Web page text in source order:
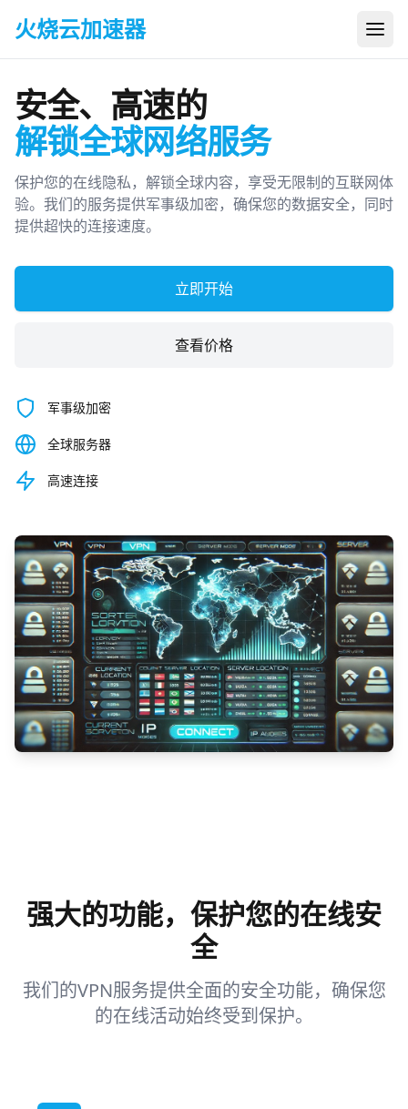
火烧云加速器 打开
安全、高速的
解锁全球网络服务
保护您的在线隐私，解锁全球内容，享受无限制的互联网体
验。我们的服务提供军事级加密，确保您的数据安全，同时
提供超快的连接速度。
立即开始
查看价格
军事级加密
全球服务器
高速连接
强大的功能，保护您的在线安
全
我们的VPN服务提供全面的安全功能，确保您
的在线活动始终受到保护。